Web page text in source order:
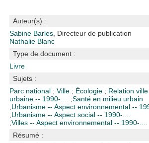
Auteur(s) :
Sabine Barles , Directeur de publication
Nathalie Blanc
Type de document :
Livre
Sujets :
Parc national ;Ville ; Écologie ; Relation
urbaine -- 1990-.... ;Santé en milieu urbain
;Urbanisme -- Aspect environnemental --
;Urbanisme -- Aspect social -- 1990-....
;Villes -- Aspect environnemental -- 1990-....
Résumé :